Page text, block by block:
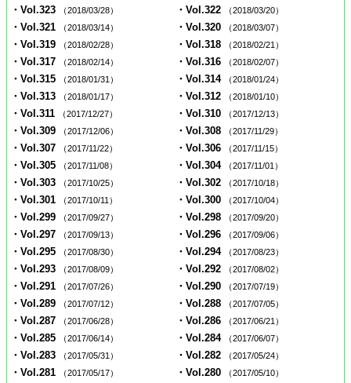
・Vol.323 （2018/03/28） ・Vol.322 （2018/03/20）
・Vol.321 （2018/03/14） ・Vol.320 （2018/03/07）
・Vol.319 （2018/02/28） ・Vol.318 （2018/02/21）
・Vol.317 （2018/02/14） ・Vol.316 （2018/02/07）
・Vol.315 （2018/01/31） ・Vol.314 （2018/01/24）
・Vol.313 （2018/01/17） ・Vol.312 （2018/01/10）
・Vol.311 （2017/12/27） ・Vol.310 （2017/12/13）
・Vol.309 （2017/12/06） ・Vol.308 （2017/11/29）
・Vol.307 （2017/11/22） ・Vol.306 （2017/11/15）
・Vol.305 （2017/11/08） ・Vol.304 （2017/11/01）
・Vol.303 （2017/10/25） ・Vol.302 （2017/10/18）
・Vol.301 （2017/10/11） ・Vol.300 （2017/10/04）
・Vol.299 （2017/09/27） ・Vol.298 （2017/09/20）
・Vol.297 （2017/09/13） ・Vol.296 （2017/09/06）
・Vol.295 （2017/08/30） ・Vol.294 （2017/08/23）
・Vol.293 （2017/08/09） ・Vol.292 （2017/08/02）
・Vol.291 （2017/07/26） ・Vol.290 （2017/07/19）
・Vol.289 （2017/07/12） ・Vol.288 （2017/07/05）
・Vol.287 （2017/06/28） ・Vol.286 （2017/06/21）
・Vol.285 （2017/06/14） ・Vol.284 （2017/06/07）
・Vol.283 （2017/05/31） ・Vol.282 （2017/05/24）
・Vol.281 （2017/05/17） ・Vol.280 （2017/05/10）